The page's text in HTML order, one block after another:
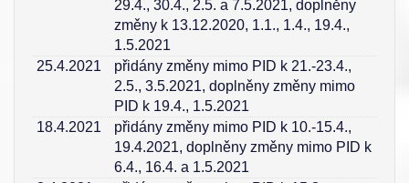
29.4., 30.4., 2.5. a 7.5.2021, doplněny
změny k 13.12.2020, 1.1., 1.4., 19.4.,
1.5.2021
25.4.2021
přidány změny mimo PID k 21.-23.4.,
2.5., 3.5.2021, doplněny změny mimo
PID k 19.4., 1.5.2021
18.4.2021
přidány změny mimo PID k 10.-15.4.,
19.4.2021, doplněny změny mimo PID k
6.4., 16.4. a 1.5.2021